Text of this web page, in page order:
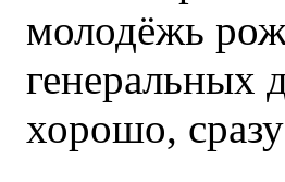
молодёжь
генеральных
хорошо,